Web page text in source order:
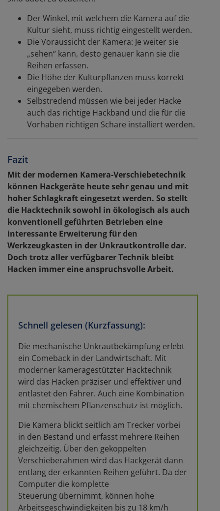
Der Winkel, mit welchem die Kamera auf die
Kultur sieht, muss richtig eingestellt werden.
Die Voraussicht der Kamera: Je weiter sie
„sehen“ kann, desto genauer kann sie die
Reihen erfassen.
Die Höhe der Kulturpflanzen muss korrekt
eingegeben werden.
Selbstredend müssen wie bei jeder Hacke
auch das richtige Hackband und die für die
Vorhaben richtigen Schare installiert werden.
Fazit
Mit der modernen Kamera-Verschiebetechnik
können Hackgeräte heute sehr genau und mit
hoher Schlagkraft eingesetzt werden. So stellt
die Hacktechnik sowohl in ökologisch als auch
konventionell geführten Betrieben eine
interessante Erweiterung für den
Werkzeugkasten in der Unkrautkontrolle dar.
Doch trotz aller verfügbarer Technik bleibt
Hacken immer eine anspruchsvolle Arbeit.
Schnell gelesen (Kurzfassung):
Die mechanische Unkrautbekämpfung erlebt
ein Comeback in der Landwirtschaft. Mit
moderner kameragestützter Hacktechnik
wird das Hacken präziser und effektiver und
entlastet den Fahrer. Auch eine Kombination
mit chemischem Pflanzenschutz ist möglich.
Die Kamera blickt seitlich am Trecker vorbei
in den Bestand und erfasst mehrere Reihen
gleichzeitig. Über den gekoppelten
Verschieberahmen wird das Hackgerät dann
entlang der erkannten Reihen geführt. Da der
Computer die komplette
Steuerung übernimmt, können hohe
Arbeitsgeschwindigkeiten bis zu 18 km/h